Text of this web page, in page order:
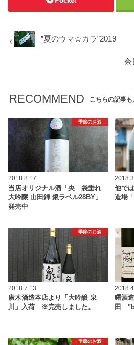
”夏のウマ☆カラ”2019
奈
RECOMMEND こちらの記事も
季節のお酒
2018.8.17
当店オリジナル酒「央 袋垂れ
大吟醸 山田錦 銀ラベル28BY」
発売中
他で
造場
季節のお酒
2018.7.13
廣木酒造本店より「大吟醸 泉
川」入荷 ※完売しました。
曙酒
田
季節のお酒